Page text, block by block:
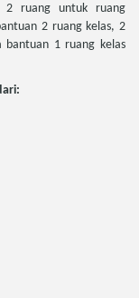
2 ruang untuk ruang
2 ruang kelas, 2
bantuan 1 ruang kelas